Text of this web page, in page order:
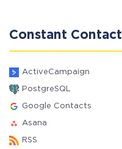
Constant Contact
ActiveCampaign
PostgreSQL
Google Contacts
Asana
RSS